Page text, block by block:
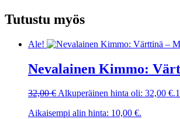
Tutustu myös
Ale!
Nevalainen Kimmo:
32,00€Alkuperäinen hinta oli: 32,00 €.
Aikaisempi alin hinta: 10,00 €.